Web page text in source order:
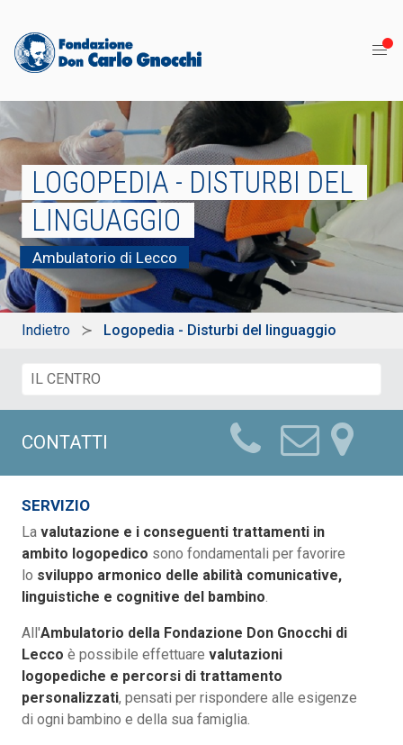
LOGOPEDIA - DISTURBI DEL
LINGUAGGIO
Ambulatorio di Lecco
Indietro Logopedia - Disturbi del linguaggio
CONTATTI
SERVIZIO
La valutazione e i conseguenti trattamenti in
ambito logopedico sono fondamentali per favorire
lo sviluppo armonico delle abilità comunicative,
linguistiche e cognitive del bambino
All'Ambulatorio della Fondazione Don Gnocchi di
Lecco è possibile effettuare valutazioni
logopediche e percorsi di trattamento
personalizzati, pensati per rispondere alle esigenze
di ogni bambino e della sua famiglia.